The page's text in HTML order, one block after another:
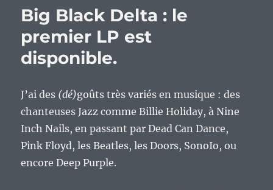
Big Black Delta : le
premier LP est
disponible.
J’ai des (dé)goûts très variés en musique : des
chanteuses Jazz comme Billie Holiday, à Nine
Inch Nails, en passant par Dead Can Dance,
Pink Floyd, les Beatles, les Doors, SonoIo, ou
encore Deep Purple.